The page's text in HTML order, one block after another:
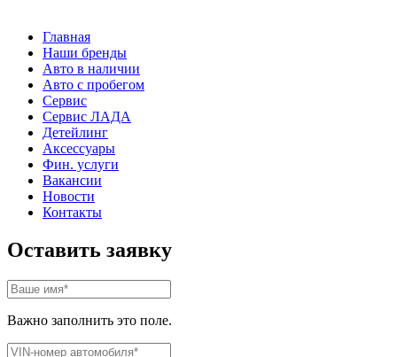
Главная
Наши бренды
Авто в наличии
Авто с пробегом
Сервис
Сервис ЛАДА
Детейлинг
Аксессуары
Фин. услуги
Вакансии
Новости
Контакты
Оставить заявку
Важно заполнить это поле.